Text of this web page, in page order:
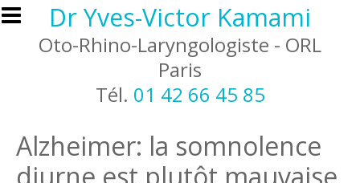
Aller au contenu principal
Dr Yves-Victor Kamami
Oto-Rhino-Laryngologiste - ORL
Paris
Tél. 01 42 66 45 85
Alzheimer: la somnolence